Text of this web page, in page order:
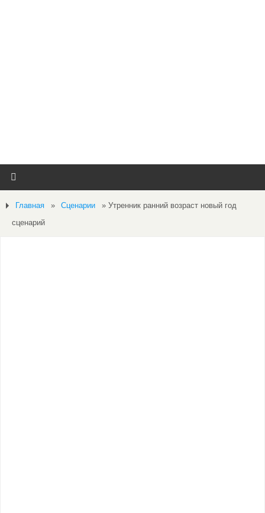
Главная » Сценарии » Утренник ранний возраст новый год
сценарий